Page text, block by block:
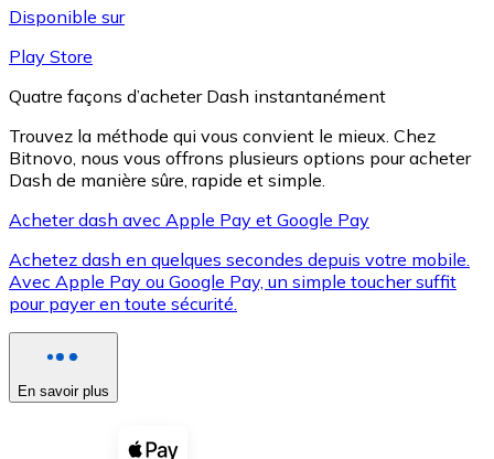
XRP
XRP
Voir toutes
Coupons crypto
Disponible sur
Play Store
Quatre façons d’acheter Dash instantanément
Trouvez la méthode qui vous convient le mieux. Chez
Bitnovo, nous vous offrons plusieurs options pour acheter
Dash de manière sûre, rapide et simple.
Acheter dash avec Apple Pay et Google Pay
Achetez dash en quelques secondes depuis votre mobile.
Avec Apple Pay ou Google Pay, un simple toucher suffit
pour payer en toute sécurité.
En savoir plus